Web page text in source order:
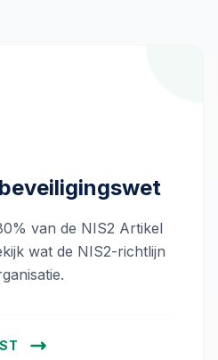
van de NIS2 Artikel
wat de NIS2-richtlijn